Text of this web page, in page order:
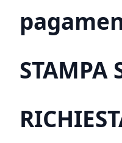
STAMPA